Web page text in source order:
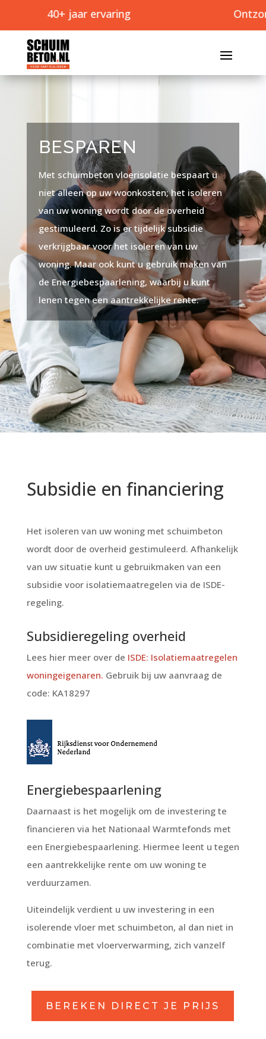
40+ jaar ervaring Ontzorgt
BESPAREN
Met schuimbeton vloerisolatie bespaart u
niet alleen op uw woonkosten; het isoleren
van uw woning wordt door de overheid
gestimuleerd. Zo is er tijdelijk subsidie
verkrijgbaar voor het isoleren van uw
woning. Maar ook kunt u gebruik maken van
de Energiebespaarlening, waarbij u kunt
lenen tegen een aantrekkelijke rente.
Subsidie en financiering
Het isoleren van uw woning met schuimbeton
wordt door de overheid gestimuleerd. Afhankelijk
van uw situatie kunt u gebruikmaken van een
subsidie voor isolatiemaatregelen via de ISDE-
regeling.
Subsidieregeling overheid
Lees hier meer over de ISDE: Isolatiemaatregelen
woningeigenaren. Gebruik bij uw aanvraag de
code: KA18297
Energiebespaarlening
Daarnaast is het mogelijk om de investering te
financieren via het Nationaal Warmtefonds met
een Energiebespaarlening. Hiermee leent u tegen
een aantrekkelijke rente om uw woning te
verduurzamen.
Uiteindelijk verdient u uw investering in een
isolerende vloer met schuimbeton, al dan niet in
combinatie met vloerverwarming, zich vanzelf
terug.
BEREKEN DIRECT JE PRIJS